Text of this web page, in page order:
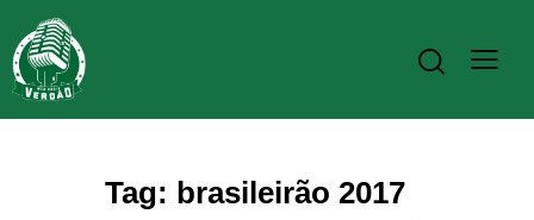
Tag: brasileirão 2017